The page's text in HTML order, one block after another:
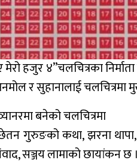
मेरो हजुर ४”चलचित्रका
र सुहानालाई चलचित्रमा
बनेको चलचित्रमा
छेतन गुरुङको कथा, झरना
सञ्जय लामाको छायांकन छ ।